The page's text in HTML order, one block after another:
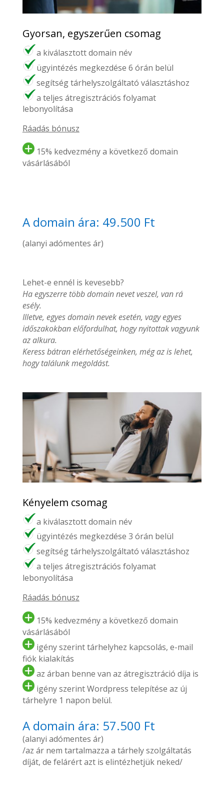
Gyorsan, egyszerűen csomag
a kiválasztott domain név
ügyintézés megkezdése 6 órán belül
segítség tárhelyszolgáltató választáshoz
a teljes átregisztrációs folyamat
lebonyolítása
Ráadás bónusz
15% kedvezmény a következő domain
vásárlásából
A domain ára: 49.500 Ft
(alanyi adómentes ár)
Lehet-e ennél is kevesebb?
Ha egyszerre több domain nevet veszel, van rá
esély.
Illetve, egyes domain nevek esetén, vagy egyes
időszakokban előfordulhat, hogy nyitottak vagyunk
az alkura.
Keress bátran elérhetőségeinken, még az is lehet,
hogy találunk megoldást.
Kényelem csomag
a kiválasztott domain név
ügyintézés megkezdése 3 órán belül
segítség tárhelyszolgáltató választáshoz
a teljes átregisztrációs folyamat
lebonyolítása
Ráadás bónusz
15% kedvezmény a következő domain
vásárlásából
igény szerint tárhelyhez kapcsolás, e-mail
fiók kialakítás
az árban benne van az átregisztráció díja is
igény szerint Wordpress telepítése az új
tárhelyre 1 napon belül.
A domain ára: 57.500 Ft
(alanyi adómentes ár)
/az ár nem tartalmazza a tárhely szolgáltatás
díját, de felárért azt is elintézhetjük neked/